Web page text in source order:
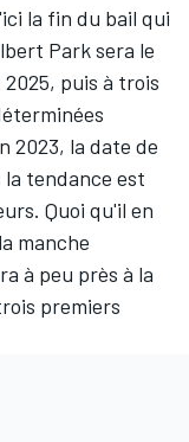
la fin du bail qui
Park sera le
puis à trois
2023, la date de
tendance est
Quoi qu'il en
manche
à peu près à la
premiers